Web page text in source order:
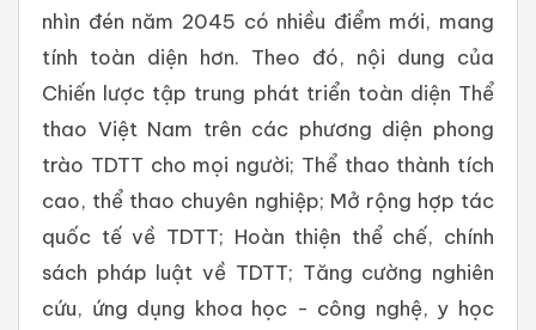
nhìn đén năm 2045 có nhiều điểm mới, mang
tính toàn diện hơn. Theo đó, nội dung của
Chiến lược tập trung phát triển toàn diện Thể
thao Việt Nam trên các phương diện phong
trào TDTT cho mọi người; Thể thao thành tích
cao, thể thao chuyên nghiệp; Mở rộng hợp tác
quốc tế về TDTT; Hoàn thiện thể chế, chính
sách pháp luật về TDTT; Tăng cường nghiên
cứu, ứng dụng khoa học - công nghệ, y học